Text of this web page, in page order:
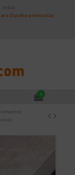
Inicio
España peninsular,
0